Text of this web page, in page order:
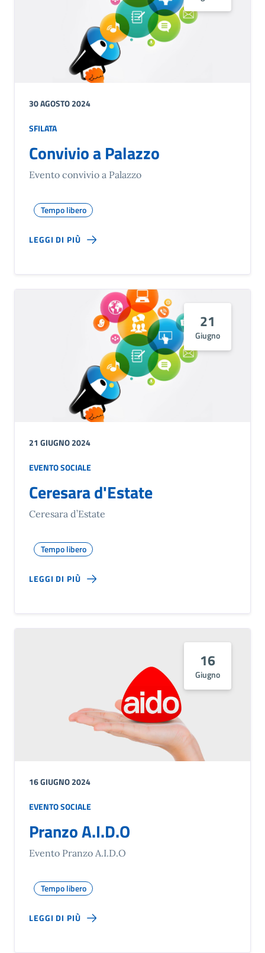
30 AGOSTO 2024
SFILATA
Convivio a Palazzo
Evento convivio a Palazzo
Tempo libero
LEGGI DI PIÙ
21
Giugno
21 GIUGNO 2024
EVENTO SOCIALE
Ceresara d'Estate
Ceresara d’Estate
Tempo libero
LEGGI DI PIÙ
16
Giugno
16 GIUGNO 2024
EVENTO SOCIALE
Pranzo A.I.D.O
Evento Pranzo A.I.D.O
Tempo libero
LEGGI DI PIÙ